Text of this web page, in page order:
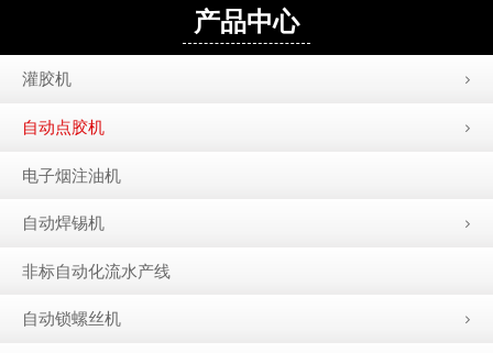
产品中心
灌胶机
自动点胶机
电子烟注油机
自动焊锡机
非标自动化流水产线
自动锁螺丝机